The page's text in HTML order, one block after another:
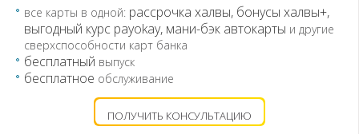
все карты в одной: рассрочка халвы, бонусы халвы+,
выгодный курс payokay, мани-бэк автокарты и другие
сверхспособности карт банка
бесплатный выпуск
бесплатное обслуживание
ПОЛУЧИТЬ КОНСУЛЬТАЦИЮ